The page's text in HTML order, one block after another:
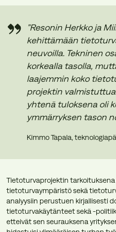
”Resonin Herkko ja
kehittämään
neuvoilla. Tekninen
korkealla tasolla,
laajemmin koko
projektin
yhtenä tuloksena oli
ymmärryksen tason
Kimmo Tapala,
Tietoturvaprojektin tarkoituksena
tietoturvaympäristö sekä
analyysiin perustuen kirjallisesti
tietoturvakäytänteet sekä -
etteivät sen seurauksena